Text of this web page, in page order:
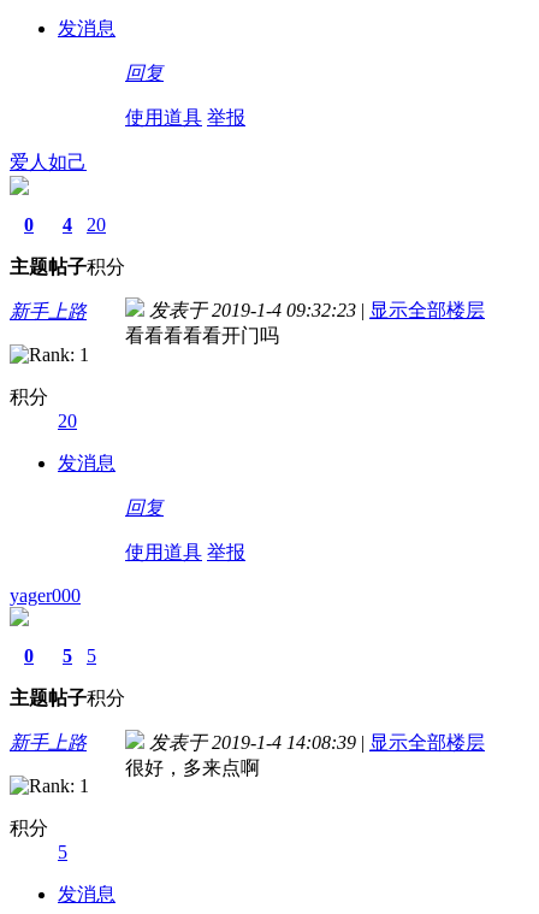
发消息
回复
使用道具 举报
爱人如己
0
主题
4
帖子
20
积分
新手上路
积分
20
发消息
发表于 2019-1-4 09:32:23 | 显示全部楼层
看看看看看开门吗
回复
使用道具 举报
yager000
0
主题
5
帖子
5
积分
新手上路
积分
5
发消息
发表于 2019-1-4 14:08:39 | 显示全部楼层
很好，多来点啊